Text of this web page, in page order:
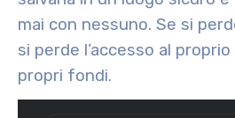
mai con nessuno. Se si
si perde l’accesso al
propri fondi.